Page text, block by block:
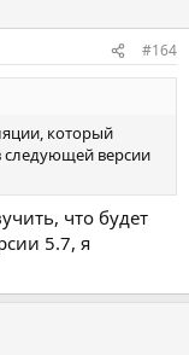
#164
который
следующей версии
что будет
5.7, я